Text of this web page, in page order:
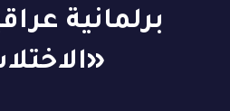
برلمانية